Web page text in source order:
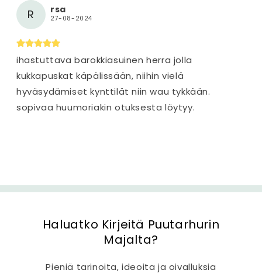
R rsa
27-08-2024
ihastuttava barokkiasuinen herra jolla
kukkapuskat käpälissään, niihin vielä
hyväsydämiset kynttilät niin wau tykkään.
sopivaa huumoriakin otuksesta löytyy.
Haluatko Kirjeitä Puutarhurin
Majalta?
Pieniä tarinoita, ideoita ja oivalluksia